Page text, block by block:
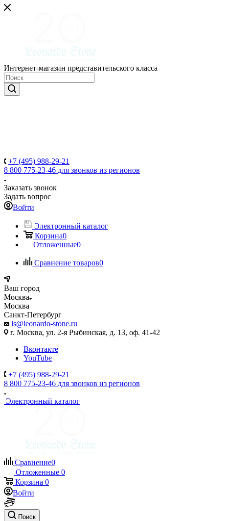
Интернет-магазин представительского класса
+7 (495) 988-29-21
8 800 775-23-46 для звонков из регионов
Заказать звонок
Задать вопрос
Войти
Электронный каталог
Корзина0
Отложенные0
Сравнение товаров0
Ваш город
Москва
Москва
Санкт-Петербург
ls@leonardo-stone.ru
г. Москва, ул. 2-я Рыбинская, д. 13, оф. 41-42
Вконтакте
YouTube
+7 (495) 988-29-21
8 800 775-23-46 для звонков из регионов
Электронный каталог
Сравнение0
Отложенные 0
Корзина 0
Войти
Поиск